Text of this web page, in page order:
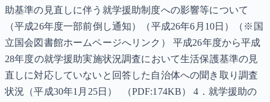
助基準の見直しに伴う就学援助制度への影響等について
（平成26年度一部前倒し通知）（平成26年6月10日）（※国
立国会図書館ホームページへリンク） 平成26年度から平成
28年度の就学援助実施状況調査において生活保護基準の見
直しに対応していないと回答した自治体への聞き取り調査
状況（平成30年1月25日） （PDF:174KB） 4．就学援助の